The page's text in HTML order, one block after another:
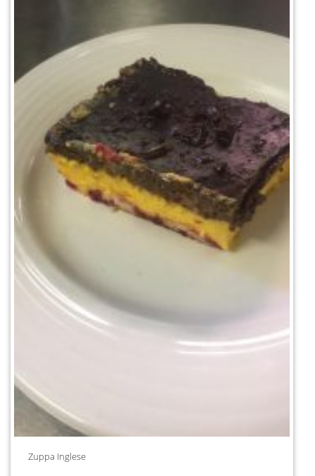
Zuppa Inglese